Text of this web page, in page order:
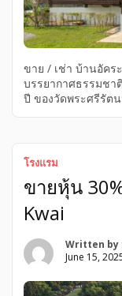
ขาย / เช่า บ้านอัคร
บรรยากาศธรรมชา
ปี ของวัดพระศรีรัต
ห้องน้ำ – 1 ห้องนั่งเ
สถาปัตยกรรมไทยโ
รีโนเวทอย่างเมื่อปี
โรงแรม
ขายหุ้น
Kwai
Written by
June 15,